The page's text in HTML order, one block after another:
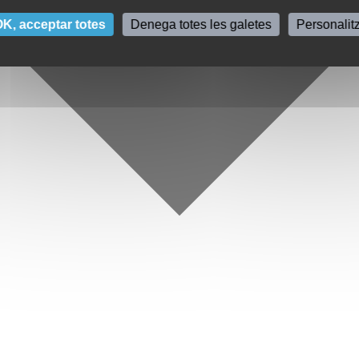
acceptar totes Denega totes les galetes